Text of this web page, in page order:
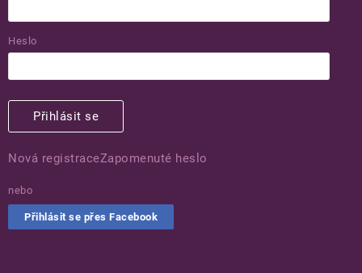
Heslo
Přihlásit se
Nová registraceZapomenuté heslo
nebo
Přihlásit se přes Facebook